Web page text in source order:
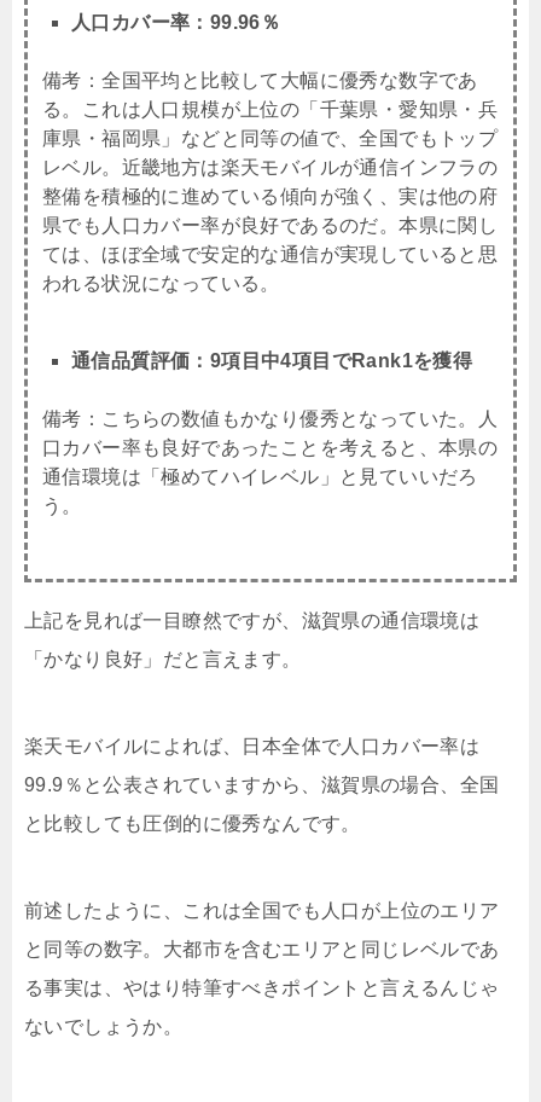
人口カバー率：99.96％
備考：全国平均と比較して大幅に優秀な数字であ
る。これは人口規模が上位の「千葉県・愛知県・兵
庫県・福岡県」などと同等の値で、全国でもトップ
レベル。近畿地方は楽天モバイルが通信インフラの
整備を積極的に進めている傾向が強く、実は他の府
県でも人口カバー率が良好であるのだ。本県に関し
ては、ほぼ全域で安定的な通信が実現していると思
われる状況になっている。
通信品質評価：9項目中4項目でRank1を獲得
備考：こちらの数値もかなり優秀となっていた。人
口カバー率も良好であったことを考えると、本県の
通信環境は「極めてハイレベル」と見ていいだろ
う。
上記を見れば一目瞭然ですが、滋賀県の通信環境は
「かなり良好」だと言えます。
楽天モバイルによれば、日本全体で人口カバー率は
99.9％と公表されていますから、滋賀県の場合、全国
と比較しても圧倒的に優秀なんです。
前述したように、これは全国でも人口が上位のエリア
と同等の数字。大都市を含むエリアと同じレベルであ
る事実は、やはり特筆すべきポイントと言えるんじゃ
ないでしょうか。